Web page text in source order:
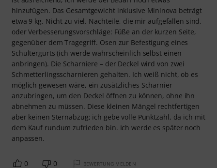
hinzufügen. Das Gesamtgewicht inklusive Mininova beträgt
etwa 9 kg. Nicht zu viel. Nachteile, die mir aufgefallen sind,
oder Verbesserungsvorschläge: Füße an der kurzen Seite,
gegenüber dem Tragegriff. Ösen zur Befestigung eines
Schultergurts (ich werde wahrscheinlich selbst einen
anbringen). Die Scharniere – der Deckel wird von zwei
Schmetterlingsscharnieren gehalten. Ich weiß nicht, ob es
möglich gewesen wäre, ein zusätzliches Scharnier
anzubringen, um den Deckel öffnen zu können, ohne ihn
abnehmen zu müssen. Diese kleinen Mängel rechtfertigen
aber keinen Sternabzug; ich gebe volle Punktzahl, da ich mit
dem Kauf rundum zufrieden bin. Ich werde es später noch
anpassen.
0 0 BEWERTUNG MELDEN